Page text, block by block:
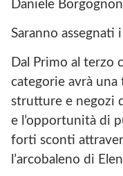
Daniele
Saranno assegnati
Dal Primo al terzo
categorie avrà una
strutture e negozi
e l’opportunità di
forti sconti
l’arcobaleno di